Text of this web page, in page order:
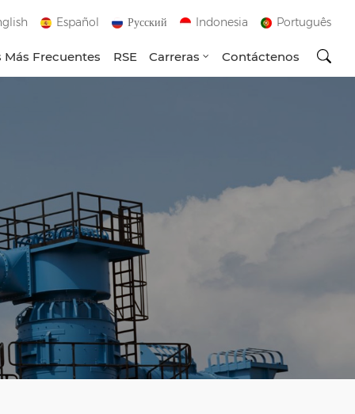
Español Русский Indonesia Português
Más Frecuentes RSE Carreras Contáctenos